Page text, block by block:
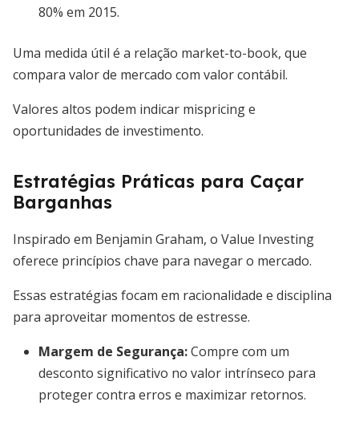
80% em 2015.
Uma medida útil é a relação market-to-book, que
compara valor de mercado com valor contábil.
Valores altos podem indicar mispricing e
oportunidades de investimento.
Estratégias Práticas para Caçar
Barganhas
Inspirado em Benjamin Graham, o Value Investing
oferece princípios chave para navegar o mercado.
Essas estratégias focam em racionalidade e disciplina
para aproveitar momentos de estresse.
Margem de Segurança:Compre com um
desconto significativo no valor intrínseco para
proteger contra erros e maximizar retornos.